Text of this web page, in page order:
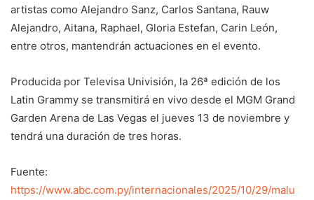
artistas como Alejandro Sanz, Carlos Santana, Rauw
Alejandro, Aitana, Raphael, Gloria Estefan, Carin León,
entre otros, mantendrán actuaciones en el evento.
Producida por Televisa Univisión, la 26ª edición de los
Latin Grammy se transmitirá en vivo desde el MGM Grand
Garden Arena de Las Vegas el jueves 13 de noviembre y
tendrá una duración de tres horas.
Fuente:
https://www.abc.com.py/internacionales/2025/10/29/malu